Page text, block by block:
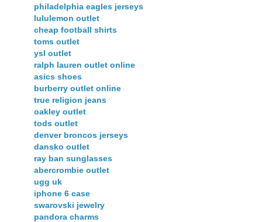
philadelphia eagles jerseys
lululemon outlet
cheap football shirts
toms outlet
ysl outlet
ralph lauren outlet online
asics shoes
burberry outlet online
true religion jeans
oakley outlet
tods outlet
denver broncos jerseys
dansko outlet
ray ban sunglasses
abercrombie outlet
ugg uk
iphone 6 case
swarovski jewelry
pandora charms